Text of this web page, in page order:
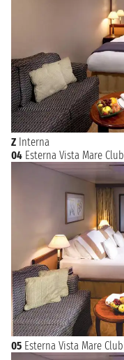
Z Interna
04 Esterna Vista Mare Club
05 Esterna Vista Mare Club